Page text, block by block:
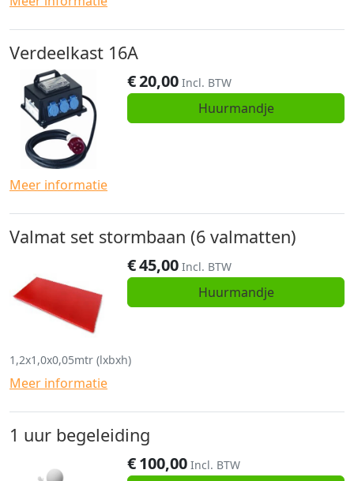
Verdeelkast 16A
€20,00 Incl. BTW
Huurmandje
Meer informatie
Valmat set stormbaan (6 valmatten)
€45,00 Incl. BTW
Huurmandje
1,2x1,0x0,05mtr (lxbxh)
Meer informatie
1 uur begeleiding
€100,00 Incl. BTW